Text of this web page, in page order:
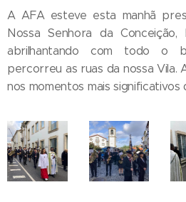
A AFA esteve esta manhã
Nossa Senhora da Conceição,
abrilhantando com todo o
percorreu as ruas da nossa Vila.
nos momentos mais significativos